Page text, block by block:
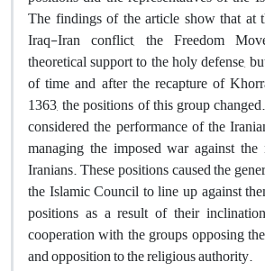
The findings of the article show that at
Iraq-Iran conflict, the Freedom
theoretical support to the holy defense,
of time and after the recapture of
1363, the positions of this group
considered the performance of the
managing the imposed war against
Iranians. These positions caused the
the Islamic Council to line up against
positions as a result of their
cooperation with the groups opposing
and opposition to the religious authority.